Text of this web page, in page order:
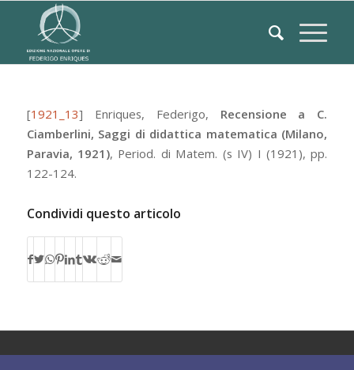
[1921_13] Enriques, Federigo, Recensione a C.
Ciamberlini, Saggi di didattica matematica (Milano,
Paravia, 1921), Period. di Matem. (s IV) I (1921), pp.
122-124.
Condividi questo articolo